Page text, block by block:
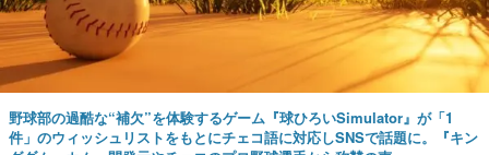
野球部の過酷な“補欠”を体験するゲーム『球ひろいSimulator』が「1
件」のウィッシュリストをもとにチェコ語に対応しSNSで話題に。『キン